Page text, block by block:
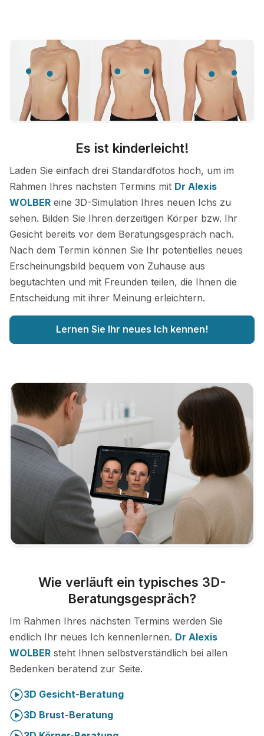
Es ist kinderleicht!
Laden Sie einfach drei Standardfotos hoch, um im
Rahmen Ihres nächsten Termins mit Dr Alexis
WOLBER eine 3D-Simulation Ihres neuen Ichs zu
sehen. Bilden Sie Ihren derzeitigen Körper bzw. Ihr
Gesicht bereits vor dem Beratungsgespräch nach.
Nach dem Termin können Sie Ihr potentielles neues
Erscheinungsbild bequem von Zuhause aus
begutachten und mit Freunden teilen, die Ihnen die
Entscheidung mit ihrer Meinung erleichtern.
Lernen Sie Ihr neues Ich kennen!
Wie verläuft ein typisches 3D-
Beratungsgespräch?
Im Rahmen Ihres nächsten Termins werden Sie
endlich Ihr neues Ich kennenlernen. Dr Alexis
WOLBER steht Ihnen selbstverständlich bei allen
Bedenken beratend zur Seite.
3D Gesicht-Beratung
3D Brust-Beratung